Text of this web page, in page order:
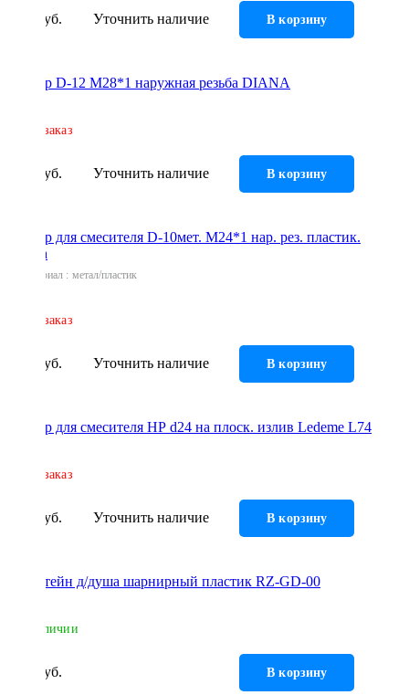
43 руб. Уточнить наличие В корзину
Аэратор D-12 М28*1 наружная резьба DIANA
Под заказ
52 руб. Уточнить наличие В корзину
Аэратор для смесителя D-10мет. M24*1 нар. рез. пластик.
вставка
Материал метал/пластик
Под заказ
54 руб. Уточнить наличие В корзину
Аэратор для смесителя НР d24 на плоск. излив Ledeme L74
Под заказ
57 руб. Уточнить наличие В корзину
Кронштейн д/душа шарнирный пластик RZ-GD-00
В наличии
69 руб. В корзину
Инструмент